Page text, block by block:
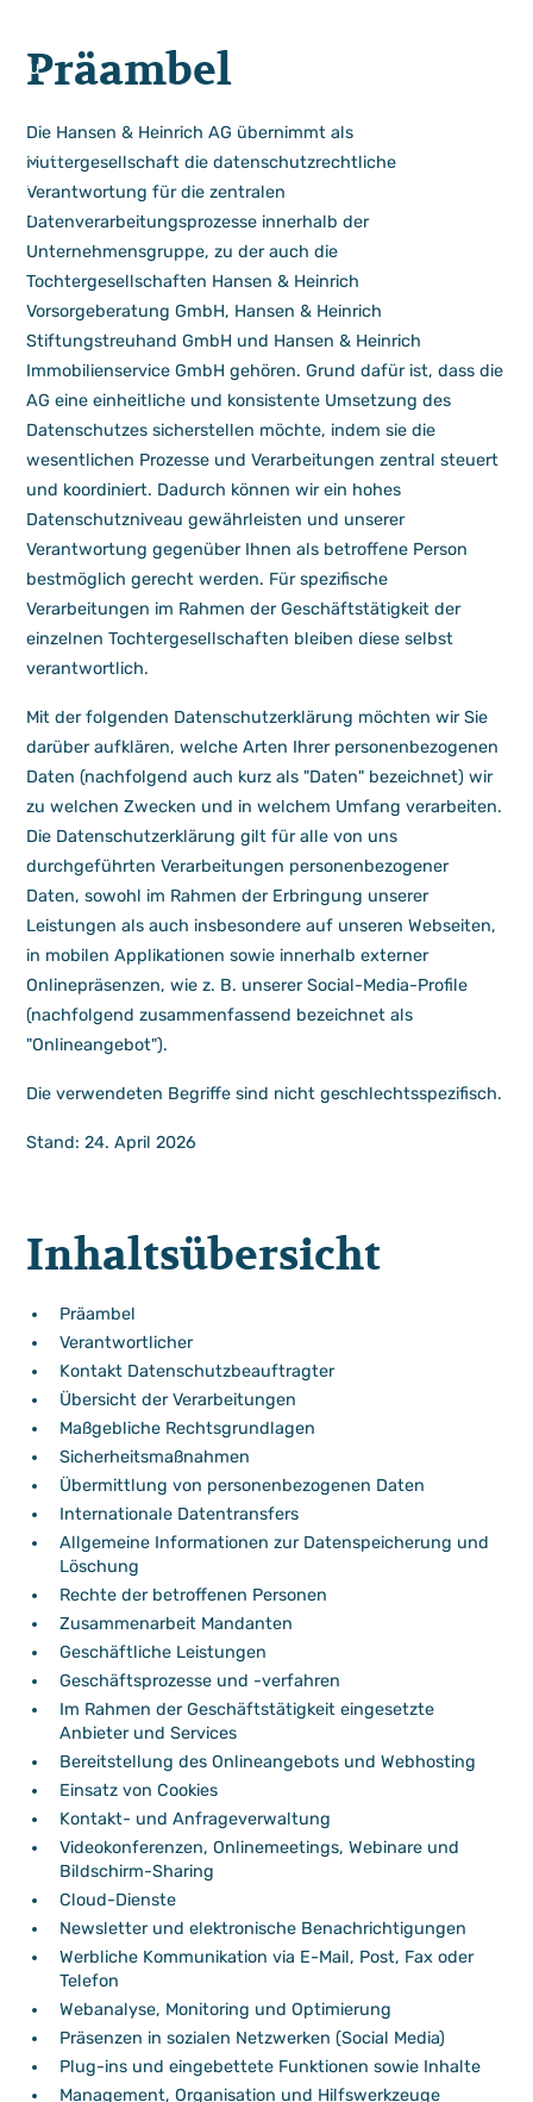
Präambel
Die Hansen & Heinrich AG übernimmt als
Muttergesellschaft die datenschutzrechtliche
Verantwortung für die zentralen
Datenverarbeitungsprozesse innerhalb der
Unternehmensgruppe, zu der auch die
Tochtergesellschaften Hansen & Heinrich
Vorsorgeberatung GmbH, Hansen & Heinrich
Stiftungstreuhand GmbH und Hansen & Heinrich
Immobilienservice GmbH gehören. Grund dafür ist, dass die
AG eine einheitliche und konsistente Umsetzung des
Datenschutzes sicherstellen möchte, indem sie die
wesentlichen Prozesse und Verarbeitungen zentral steuert
und koordiniert. Dadurch können wir ein hohes
Datenschutzniveau gewährleisten und unserer
Verantwortung gegenüber Ihnen als betroffene Person
bestmöglich gerecht werden. Für spezifische
Verarbeitungen im Rahmen der Geschäftstätigkeit der
einzelnen Tochtergesellschaften bleiben diese selbst
verantwortlich.
Mit der folgenden Datenschutzerklärung möchten wir Sie
darüber aufklären, welche Arten Ihrer personenbezogenen
Daten (nachfolgend auch kurz als "Daten" bezeichnet) wir
zu welchen Zwecken und in welchem Umfang verarbeiten.
Die Datenschutzerklärung gilt für alle von uns
durchgeführten Verarbeitungen personenbezogener
Daten, sowohl im Rahmen der Erbringung unserer
Leistungen als auch insbesondere auf unseren Webseiten,
in mobilen Applikationen sowie innerhalb externer
Onlinepräsenzen, wie z. B. unserer Social-Media-Profile
(nachfolgend zusammenfassend bezeichnet als
"Onlineangebot").
Die verwendeten Begriffe sind nicht geschlechtsspezifisch.
Stand: 24. April 2026
Inhaltsübersicht
Präambel
Verantwortlicher
Kontakt Datenschutzbeauftragter
Übersicht der Verarbeitungen
Maßgebliche Rechtsgrundlagen
Sicherheitsmaßnahmen
Übermittlung von personenbezogenen Daten
Internationale Datentransfers
Allgemeine Informationen zur Datenspeicherung und
Löschung
Rechte der betroffenen Personen
Zusammenarbeit Mandanten
Geschäftliche Leistungen
Geschäftsprozesse und -verfahren
Im Rahmen der Geschäftstätigkeit eingesetzte
Anbieter und Services
Bereitstellung des Onlineangebots und Webhosting
Einsatz von Cookies
Kontakt- und Anfrageverwaltung
Videokonferenzen, Onlinemeetings, Webinare und
Bildschirm-Sharing
Cloud-Dienste
Newsletter und elektronische Benachrichtigungen
Werbliche Kommunikation via E-Mail, Post, Fax oder
Telefon
Webanalyse, Monitoring und Optimierung
Präsenzen in sozialen Netzwerken (Social Media)
Plug-ins und eingebettete Funktionen sowie Inhalte
Management, Organisation und Hilfswerkzeuge